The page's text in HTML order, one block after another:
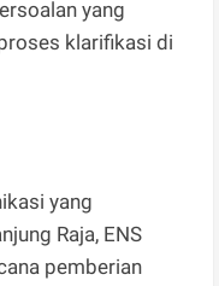
yang
klarifikasi di
yang
Raja, ENS
pemberian